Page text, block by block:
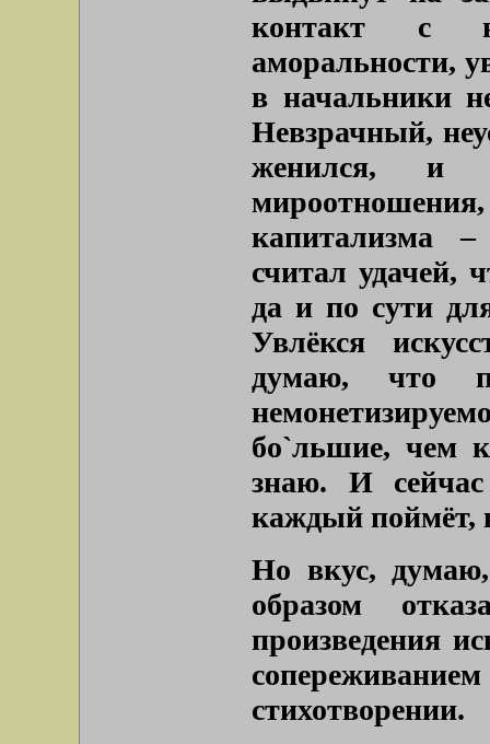
контакт с
аморальности,
в начальники
Невзрачный,
женился, и
мироотношения,
капитализма
считал удачей,
да и по сути
Увлёкся
думаю, что
бо`льшие, чем
знаю. И
каждый поймёт,
Но вкус,
образом
произведения
стихотворении.